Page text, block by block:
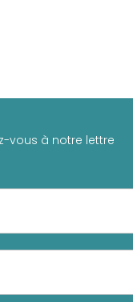
vous à notre lettre